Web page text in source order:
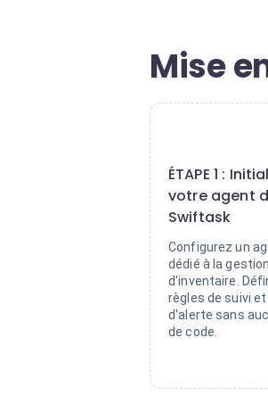
Mise
ÉTAPE 1 :
votre agent
Swiftask
Configurez un
dédié à la gestion
d'inventaire.
règles de suivi
d'alerte sans
de code.